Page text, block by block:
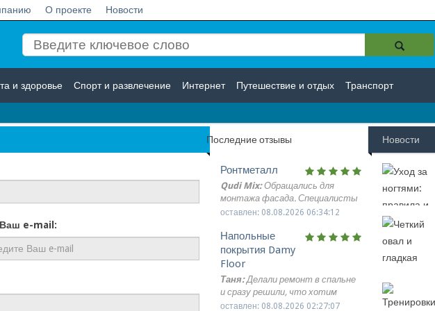
О проекте Новости
и здоровье Спорт и развлечение Интернет Путешествие и отдых Транспорт
e-mail:
Последние отзывы
Ронтметалл
Qudi Mix:Обращались для
монтажа фасада. Специалисты
приехали подготовленные,
Все понравилось спасибо
команде.
оставлен: 08.08.2026 06:34:12
Напольные
покрытия Damy
Floor
Таня:Делали ремонт в спальне
и сразу решили, что хотим
светлый деревянный пол. В
оставлен: 08.08.2026 02:27:07
Новости